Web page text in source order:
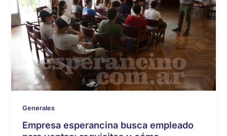
Generales
Empresa esperancina busca empleado